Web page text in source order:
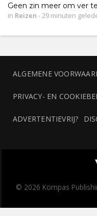
Geen zin meer om ver
in Reizen - 29 minuten
ALGEMENE
PRIVACY- EN
ADVERTENTIEVRIJ?
© 2026 Kompas